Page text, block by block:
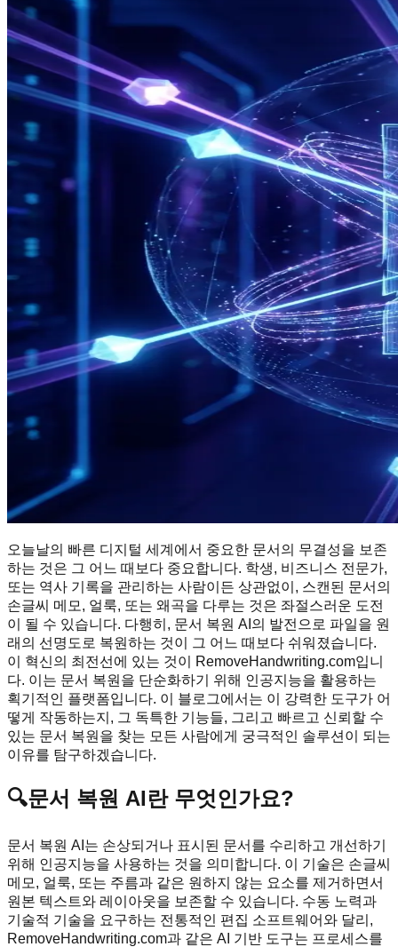
오늘날의 빠른 디지털 세계에서 중요한 문서의 무결성을 보존
하는 것은 그 어느 때보다 중요합니다. 학생, 비즈니스 전문가,
또는 역사 기록을 관리하는 사람이든 상관없이, 스캔된 문서의
손글씨 메모, 얼룩, 또는 왜곡을 다루는 것은 좌절스러운 도전
이 될 수 있습니다. 다행히, 문서 복원 AI의 발전으로 파일을 원
래의 선명도로 복원하는 것이 그 어느 때보다 쉬워졌습니다.
이 혁신의 최전선에 있는 것이 RemoveHandwriting.com입니
다. 이는 문서 복원을 단순화하기 위해 인공지능을 활용하는
획기적인 플랫폼입니다. 이 블로그에서는 이 강력한 도구가 어
떻게 작동하는지, 그 독특한 기능들, 그리고 빠르고 신뢰할 수
있는 문서 복원을 찾는 모든 사람에게 궁극적인 솔루션이 되는
이유를 탐구하겠습니다.
🔍문서 복원 AI란 무엇인가요?
문서 복원 AI는 손상되거나 표시된 문서를 수리하고 개선하기
위해 인공지능을 사용하는 것을 의미합니다. 이 기술은 손글씨
메모, 얼룩, 또는 주름과 같은 원하지 않는 요소를 제거하면서
원본 텍스트와 레이아웃을 보존할 수 있습니다. 수동 노력과
기술적 기술을 요구하는 전통적인 편집 소프트웨어와 달리,
RemoveHandwriting.com과 같은 AI 기반 도구는 프로세스를